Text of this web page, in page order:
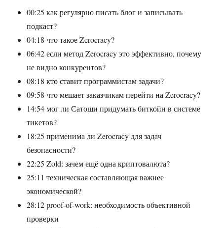
00:25 как регулярно писать блог и записывать
подкаст?
04:18 что такое Zerocracy?
06:42 если метод Zerocracy это эффективно, почему
не видно конкурентов?
08:18 кто ставит программистам задачи?
09:58 что мешает заказчикам перейти на Zerocracy?
14:54 мог ли Сатоши придумать биткойн в системе
тикетов?
18:25 применима ли Zerocracy для задач
безопасности?
22:25 Zold: зачем ещё одна криптовалюта?
25:11 техническая составляющая важнее
экономической?
28:12 proof-of-work: необходимость объективной
проверки